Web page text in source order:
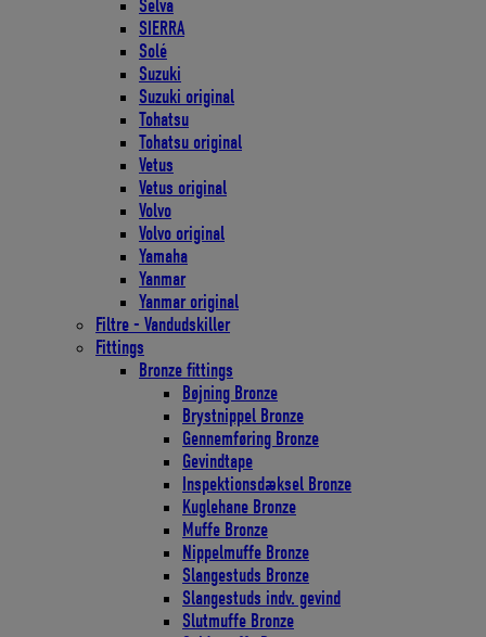
Selva
SIERRA
Solé
Suzuki
Suzuki original
Tohatsu
Tohatsu original
Vetus
Vetus original
Volvo
Volvo original
Yamaha
Yanmar
Yanmar original
Filtre - Vandudskiller
Fittings
Bronze fittings
Bøjning Bronze
Brystnippel Bronze
Gennemføring Bronze
Gevindtape
Inspektionsdæksel Bronze
Kuglehane Bronze
Muffe Bronze
Nippelmuffe Bronze
Slangestuds Bronze
Slangestuds indv. gevind
Slutmuffe Bronze